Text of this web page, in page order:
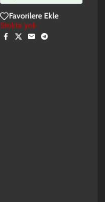
Favorilere Ekle
Stokta yok